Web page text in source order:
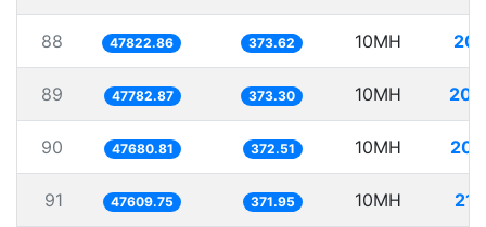
88 47822.86 373.62 10MH
89 47782.87 373.30 10MH
90 47680.81 372.51 10MH
91 47609.75 371.95 10MH